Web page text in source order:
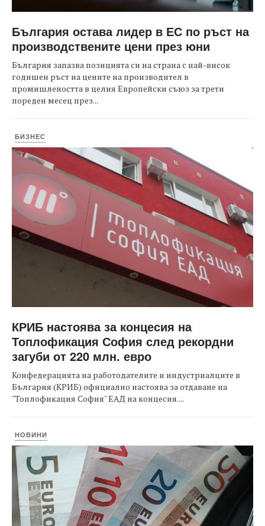
България остава лидер в ЕС по ръст на
производствените цени през юни
България запазва позицията си на страна с най-висок
годишен ръст на цените на производител в
промишлеността в целия Европейски съюз за трети
пореден месец през...
БИЗНЕС
КРИБ настоява за концесия на
Топлофикация София след рекордни
загуби от 220 млн. евро
Конфедерацията на работодателите и индустриалците в
България (КРИБ) официално настоява за отдаване на
"Топлофикация София" ЕАД на концесия....
НОВИНИ